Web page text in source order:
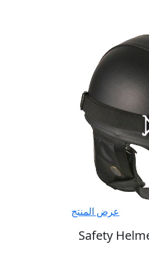
عرض المنتج
Safety